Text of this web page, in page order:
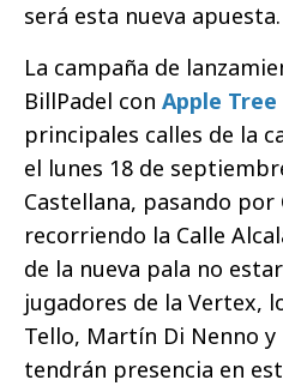
será esta nueva apuesta.
La campaña de
BillPadel con Apple Tree
principales calles de la
el lunes 18 de
Castellana, pasando por
recorriendo la Calle
de la nueva pala no
jugadores de la Vertex,
Tello, Martín Di Nenno
tendrán presencia en